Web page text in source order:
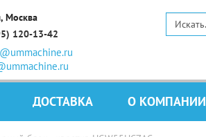
Москва
120-13-42
ДОСТАВКА О КОМПАНИИ